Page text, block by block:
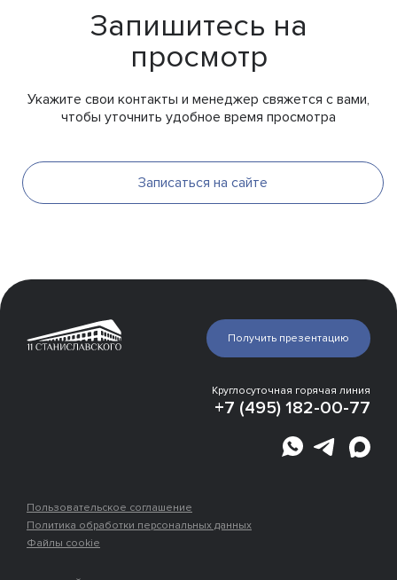
Запишитесь на
просмотр
Укажите свои контакты и менеджер свяжется с вами,
чтобы уточнить удобное время просмотра
Записаться на сайте
Презентация
Инфраструктура
Эксперты о проекте
Отделка
Круглосуточная горячая линия
+7 (495) 182-00-77
Получить презентацию
Пользовательское соглашение
Политика обработки персональных данных
Файлы cookie